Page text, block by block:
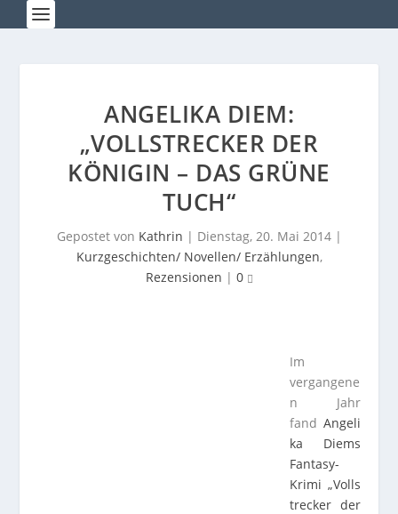
ANGELIKA DIEM:
„VOLLSTRECKER DER
KÖNIGIN – DAS GRÜNE
TUCH“
Gepostet von Kathrin | Dienstag, 20. Mai 2014|
Kurzgeschichten/ Novellen/ Erzählungen,
Rezensionen | 0
Im
vergangene
n Jahr
fand Angeli
ka Diems
Fantasy-
Krimi „Volls
trecker der